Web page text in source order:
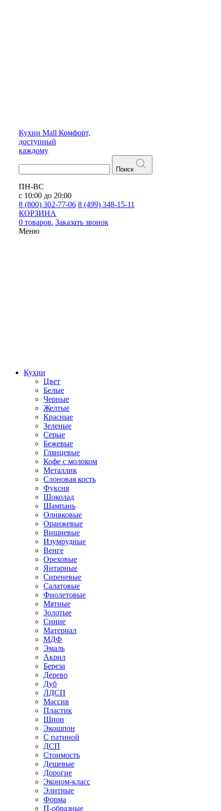
Кухни Mall Комфорт,
доступный
каждому
Поиск
ПН-ВС
с 10:00 до 20:00
8 (800) 302-77-06 8 (499) 348-15-11
КОРЗИНА
0 товаров. Заказать звонок
Меню
Кухни
Цвет
Белые
Черные
Желтые
Красные
Зеленые
Серые
Бежевые
Глянцевые
Кофе с молоком
Металлик
Слоновая кость
Фуксия
Шоколад
Шампань
Оливковые
Оранжевые
Вишневые
Изумрудные
Венге
Ореховые
Янтарные
Сиреневые
Салатовые
Фиолетовые
Мятные
Золотые
Синие
Материал
МДФ
Эмаль
Акрил
Береза
Дерево
Дуб
ЛДСП
Массив
Пластик
Шпон
Экошпон
С патиной
ДСП
Стоимость
Дешевые
Дорогие
Эконом-класс
Элитные
Форма
П-образные